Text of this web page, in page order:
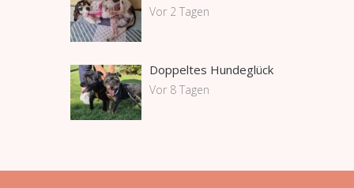
Vor 2 Tagen
Doppeltes Hundeglück
Vor 8 Tagen